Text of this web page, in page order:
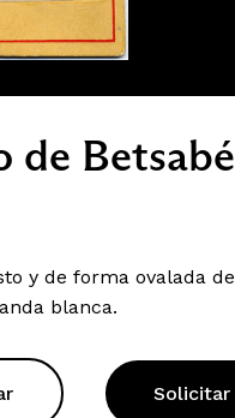
de
y de forma ovalada
blanca.
Solicitar